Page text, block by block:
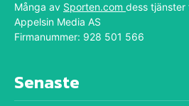
Många av Sporten.com dess tjänster
Appelsin Media AS
Firmanummer: 928 501 566
Senaste